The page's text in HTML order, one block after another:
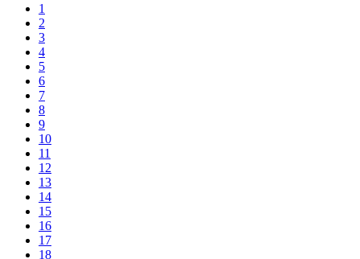
1
2
3
4
5
6
7
8
9
10
11
12
13
14
15
16
17
18